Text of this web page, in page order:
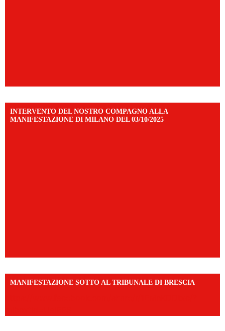
INTERVENTO DEL NOSTRO COMPAGNO ALLA
MANIFESTAZIONE DI MILANO DEL 03/10/2025
MANIFESTAZIONE SOTTO AL TRIBUNALE DI BRESCIA